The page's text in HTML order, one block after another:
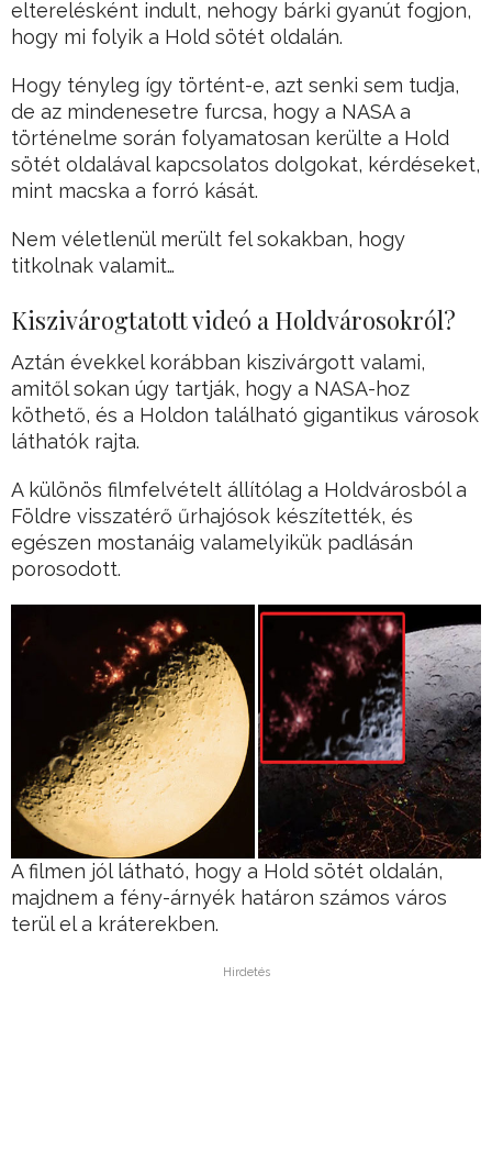
elterelésként indult, nehogy bárki gyanút fogjon,
hogy mi folyik a Hold sötét oldalán.
Hogy tényleg így történt-e, azt senki sem tudja,
de az mindenesetre furcsa, hogy a NASA a
történelme során folyamatosan kerülte a Hold
sötét oldalával kapcsolatos dolgokat, kérdéseket,
mint macska a forró kását.
Nem véletlenül merült fel sokakban, hogy
titkolnak valamit…
Kiszivárogtatott videó a Holdvárosokról?
Aztán évekkel korábban kiszivárgott valami,
amitől sokan úgy tartják, hogy a NASA-hoz
köthető, és a Holdon található gigantikus városok
láthatók rajta.
A különös filmfelvételt állítólag a Holdvárosból a
Földre visszatérő űrhajósok készítették, és
egészen mostanáig valamelyikük padlásán
porosodott.
A filmen jól látható, hogy a Hold sötét oldalán,
majdnem a fény-árnyék határon számos város
terül el a kráterekben.
Hirdetés